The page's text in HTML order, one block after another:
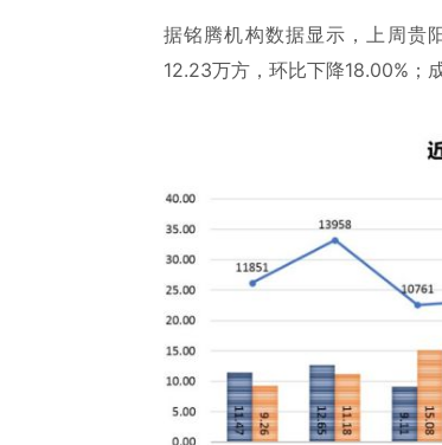
据铭腾机构数据显示，上周贵
12.23万方，环比下降18.00%；